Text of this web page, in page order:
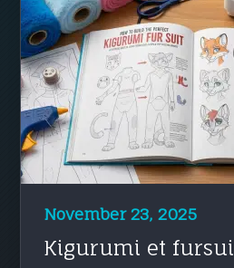
November 23, 2025
Kigurumi et